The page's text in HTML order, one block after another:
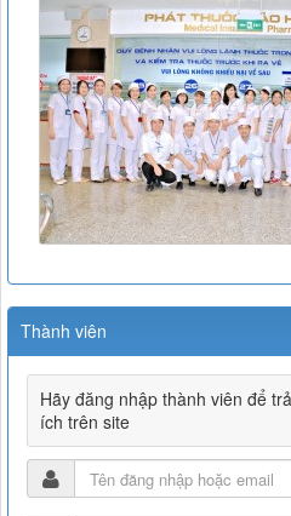
Thành viên
Hãy đăng nhập thành viên để
ích trên site